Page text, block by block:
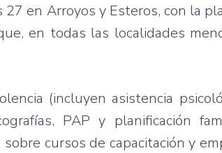
en Arroyos y Esteros, con la
en todas las localidades
(incluyen asistencia
PAP y planificación
cursos de capacitación y